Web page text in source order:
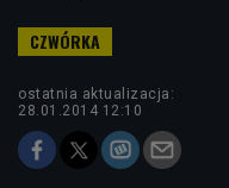
ostatnia aktualizacja:
28.01.2014 12:10